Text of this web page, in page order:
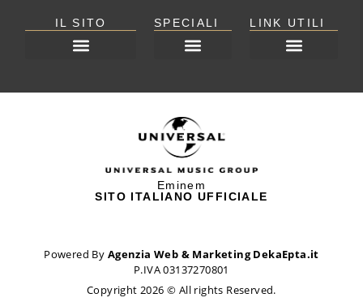
IL SITO SPECIALI LINK UTILI
Powered By Agenzia Web & Marketing DekaEpta.it
P.IVA 03137270801
Copyright 2026 © All rights Reserved.
Eminem
SITO ITALIANO UFFICIALE